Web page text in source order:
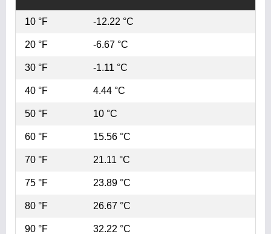
10 °F -12.22 °C
20 °F -6.67 °C
30 °F -1.11 °C
40 °F 4.44 °C
50 °F 10 °C
60 °F 15.56 °C
70 °F 21.11 °C
75 °F 23.89 °C
80 °F 26.67 °C
90 °F 32.22 °C